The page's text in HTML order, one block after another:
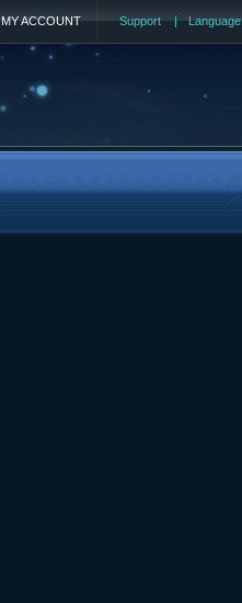
Support | Language
MY ACCOUNT